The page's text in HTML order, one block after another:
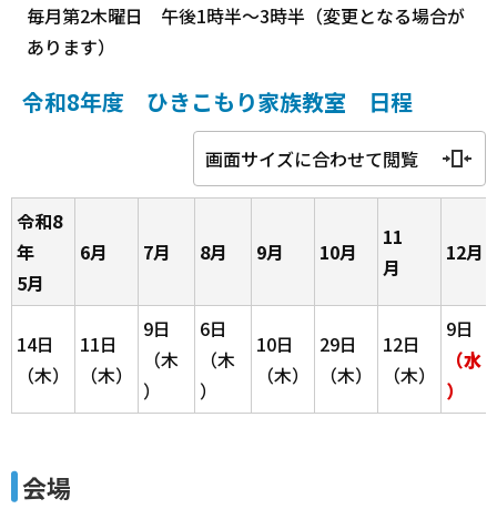
毎月第2木曜日 午後1時半～3時半（変更となる場合が
あります）
令和8年度 ひきこもり家族教室 日程
画面サイズに合わせて閲覧
令和8
年
5月
6月 7月 8月 9月 10月
11
月
12月
14日
（木）
11日
（木）
9日
（木
）
6日
（木
）
10日
（木）
29日
（木）
12日
（木）
9日
（水
）
会場